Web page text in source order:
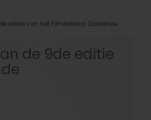
editie van het Filmfestival Oostende
de 9de editie